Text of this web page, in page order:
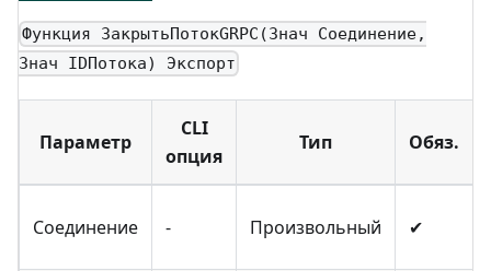
Функция ЗакрытьПотокGRPC(Знач Соединение,
Знач IDПотока) Экспорт
Параметр
CLI
опция
Тип Обяз.
Соединение - Произвольный ✔